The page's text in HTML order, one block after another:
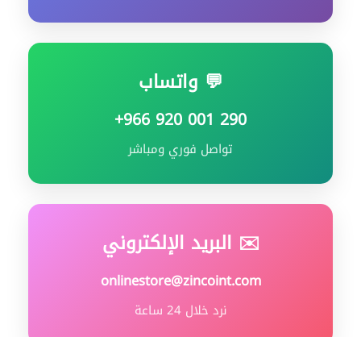
💬 واتساب
+966 920 001 290
تواصل فوري ومباشر
✉️ البريد الإلكتروني
onlinestore@zincoint.com
نرد خلال 24 ساعة